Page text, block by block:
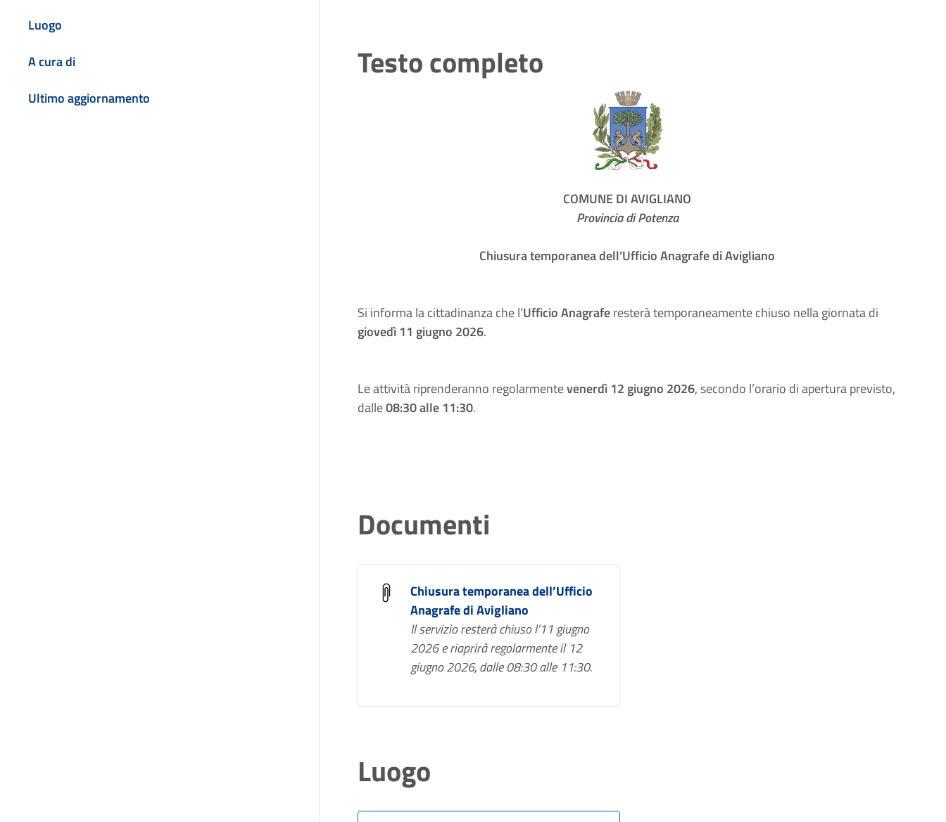
Luogo
A cura di
Ultimo aggiornamento
Testo completo
COMUNE DI AVIGLIANO
Provincia di Potenza
Chiusura temporanea dell’Ufficio Anagrafe di Avigliano
Si informa la cittadinanza che l’Ufficio Anagraferesterà temporaneamente chiuso nella giornata di
giovedì 11 giugno 2026.
Le attività riprenderanno regolarmentevenerdì 12 giugno 2026, secondo l’orario di apertura previsto,
dalle08:30 alle 11:30.
Documenti
Chiusura temporanea dell’Ufficio
Anagrafe di Avigliano
Il servizio resterà chiuso l’11 giugno
2026 e riaprirà regolarmente il 12
giugno 2026, dalle 08:30 alle 11:30.
Luogo